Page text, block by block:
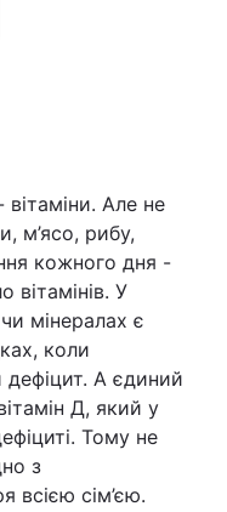
Але не
м’ясо, рибу,
кожного дня -
вітамінів. У
мінералах є
коли
А єдиний
Д, який у
Тому не
з
всією сім’єю.